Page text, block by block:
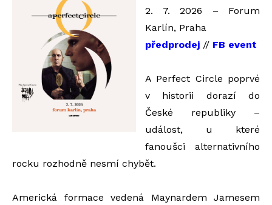
2. 7. 2026 – Forum
Karlín, Praha
předprodej // FB event
A Perfect Circle poprvé
v historii dorazí do
České republiky –
událost, u které
fanoušci alternativního
rocku rozhodně nesmí chybět.
Americká formace vedená Maynardem Jamesem